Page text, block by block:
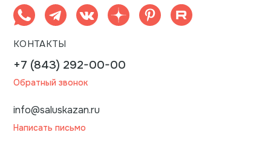
КОНТАКТЫ
+7 (843) 292-00-00
Обратный звонок
info@saluskazan.ru
Написать письмо